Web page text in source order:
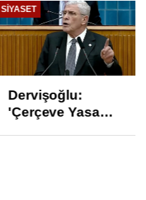
SIYASET
Dervişoğlu:
'Çerçeve Yasa